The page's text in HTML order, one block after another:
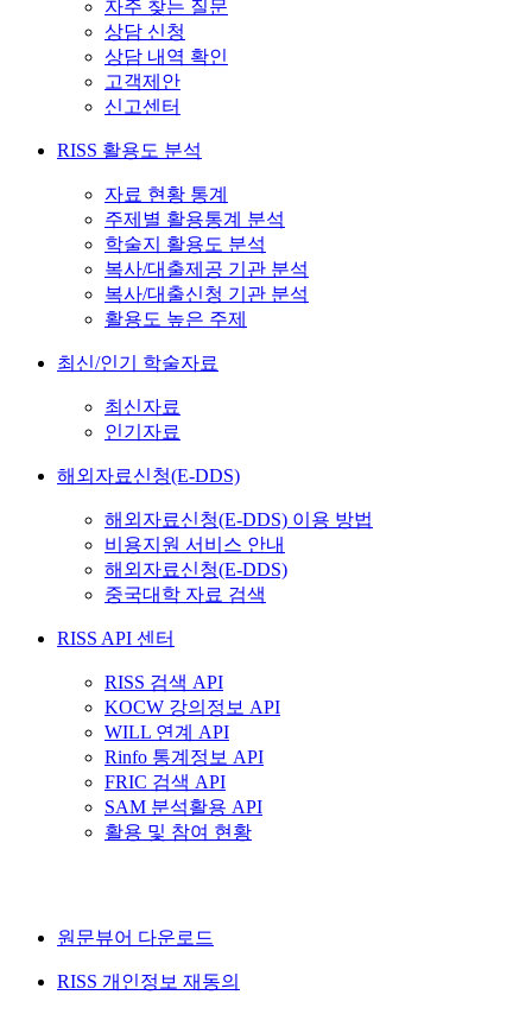
자주 찾는 질문
상담 신청
상담 내역 확인
고객제안
신고센터
RISS 활용도 분석
자료 현황 통계
주제별 활용통계 분석
학술지 활용도 분석
복사/대출제공 기관 분석
복사/대출신청 기관 분석
활용도 높은 주제
최신/인기 학술자료
최신자료
인기자료
해외자료신청(E-DDS)
해외자료신청(E-DDS) 이용 방법
비용지원 서비스 안내
해외자료신청(E-DDS)
중국대학 자료 검색
RISS API 센터
RISS 검색 API
KOCW 강의정보 API
WILL 연계 API
Rinfo 통계정보 API
FRIC 검색 API
SAM 분석활용 API
활용 및 참여 현황
원문뷰어 다운로드
RISS 개인정보 재동의